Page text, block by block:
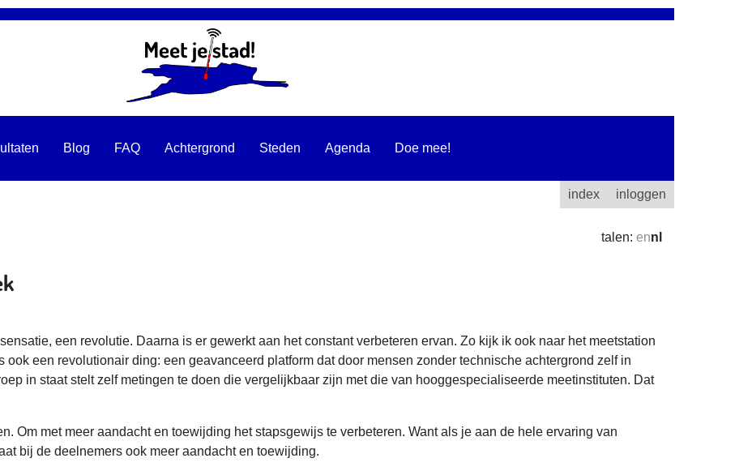
Blog FAQ Achtergrond Steden Agenda Doe mee!
index inloggen
talen: ennl
een revolutie. Daarna is er gewerkt aan het constant verbeteren ervan. Zo kijk ik ook naar het meetstation
ook een revolutionair ding: een geavanceerd platform dat door mensen zonder technische achtergrond zelf in
in staat stelt zelf metingen te doen die vergelijkbaar zijn met die van hooggespecialiseerde meetinstituten. Dat
Om met meer aandacht en toewijding het stapsgewijs te verbeteren. Want als je aan de hele ervaring van
bij de deelnemers ook meer aandacht en toewijding.